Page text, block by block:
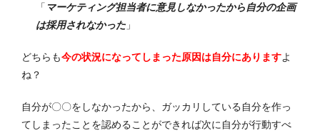
「 マーケティング担当者に意見しなかったから自分の企画
は採用されなかった 」
どちらも今の状況になってしまった原因は自分にありますよ
ね？
自分が〇〇をしなかったから、ガッカリしている自分を作っ
てしまったことを認めることができれば次に自分が行動すべ